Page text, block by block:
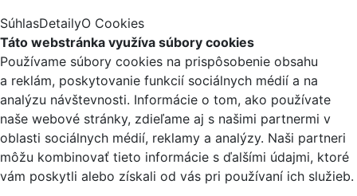
SúhlasDetailyO Cookies
Táto webstránka využíva súbory cookies
Používame súbory cookies na prispôsobenie obsahu
a reklám, poskytovanie funkcií sociálnych médií a na
analýzu návštevnosti. Informácie o tom, ako používate
naše webové stránky, zdieľame aj s našimi partnermi v
oblasti sociálnych médií, reklamy a analýzy. Naši partneri
môžu kombinovať tieto informácie s ďalšími údajmi, ktoré
vám poskytli alebo získali od vás pri používaní ich služieb.